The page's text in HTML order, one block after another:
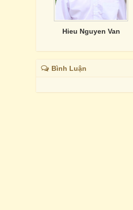
Hieu Nguyen Van
Bình Luận